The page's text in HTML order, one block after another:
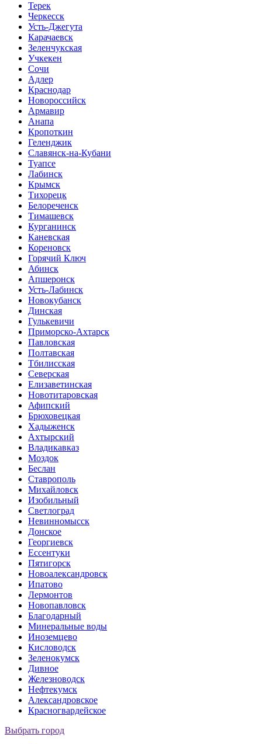
Терек
Черкесск
Усть-Джегута
Карачаевск
Зеленчукская
Учкекен
Сочи
Адлер
Краснодар
Новороссийск
Армавир
Анапа
Кропоткин
Геленджик
Славянск-на-Кубани
Туапсе
Лабинск
Крымск
Тихорецк
Белореченск
Тимашевск
Курганинск
Каневская
Кореновск
Горячий Ключ
Абинск
Апшеронск
Усть-Лабинск
Новокубанск
Динская
Гулькевичи
Приморско-Ахтарск
Павловская
Полтавская
Тбилисская
Северская
Елизаветинская
Новотитаровская
Афипский
Брюховецкая
Хадыженск
Ахтырский
Владикавказ
Моздок
Беслан
Ставрополь
Михайловск
Изобильный
Светлоград
Невинномысск
Донское
Георгиевск
Ессентуки
Пятигорск
Новоалександровск
Ипатово
Лермонтов
Новопавловск
Благодарный
Минеральные воды
Иноземцево
Кисловодск
Зеленокумск
Дивное
Железноводск
Нефтекумск
Александровское
Красногвардейское
Выбрать город